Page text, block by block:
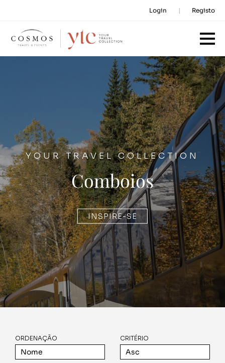
Login Registo
YOUR TRAVEL COLLECTION
Comboios
INSPIRE-SE
ORDENAÇÃO CRITÉRIO